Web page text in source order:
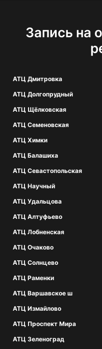
Запись на
АТЦ Дмитровка
АТЦ Долгопрудный
АТЦ Щёлковская
АТЦ Семеновская
АТЦ Химки
АТЦ Балашиха
АТЦ Севастопольская
АТЦ Научный
АТЦ Удальцова
АТЦ Алтуфьево
АТЦ Лобненская
АТЦ Очаково
АТЦ Солнцево
АТЦ Раменки
АТЦ Варшавское ш
АТЦ Измайлово
АТЦ Проспект Мира
АТЦ Зеленоград